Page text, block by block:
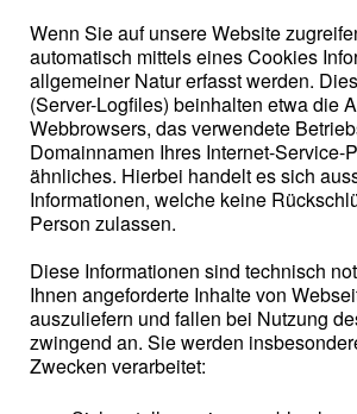
Wenn Sie auf unsere Website
automatisch mittels eines Cookies
allgemeiner Natur erfasst werden.
(Server-Logfiles) beinhalten etwa die
Webbrowsers, das verwendete
Domainnamen Ihres Internet-Service-
ähnliches. Hierbei handelt es sich
Informationen, welche keine
Person zulassen.
Diese Informationen sind technisch
Ihnen angeforderte Inhalte von
auszuliefern und fallen bei Nutzung
zwingend an. Sie werden
Zwecken verarbeitet: